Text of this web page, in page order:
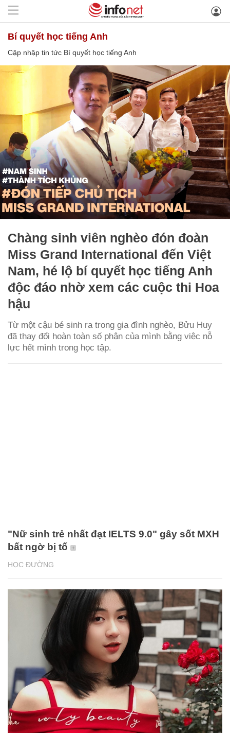
Bí quyết học tiếng Anh
Cập nhập tin tức Bí quyết học tiếng Anh
Chàng sinh viên nghèo đón đoàn
Miss Grand International đến Việt
Nam, hé lộ bí quyết học tiếng Anh
độc đáo nhờ xem các cuộc thi Hoa
hậu
Từ một cậu bé sinh ra trong gia đình nghèo, Bửu Huy
đã thay đổi hoàn toàn số phận của mình bằng việc nỗ
lực hết mình trong học tập.
HỌC ĐƯỜNG
"Nữ sinh trẻ nhất đạt IELTS 9.0" gây sốt MXH
bất ngờ bị tố